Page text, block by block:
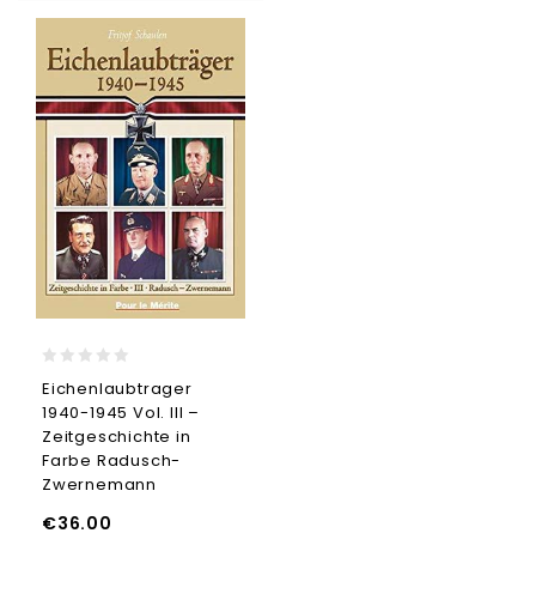
out
of
5
Eichenlaubtrager
1940-1945 Vol. III –
Zeitgeschichte in
Farbe Radusch-
Zwernemann
€36.00